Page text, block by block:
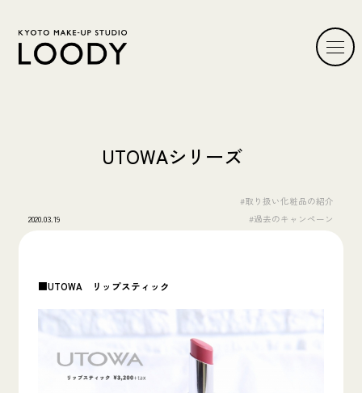
UTOWAシリーズ
2020.03.19
#取り扱い化粧品の紹介
#過去のキャンペーン
■UTOWA リップスティック